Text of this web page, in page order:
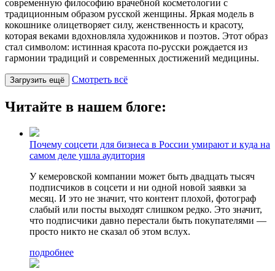
современную философию врачебной косметологии с
традиционным образом русской женщины. Яркая модель в
кокошнике олицетворяет силу, женственность и красоту,
которая веками вдохновляла художников и поэтов. Этот образ
стал символом: истинная красота по-русски рождается из
гармонии традиций и современных достижений медицины.
Загрузить ещё Смотреть всё
Читайте в нашем блоге:
Почему соцсети для бизнеса в России умирают и куда на
самом деле ушла аудитория
У кемеровской компании может быть двадцать тысяч
подписчиков в соцсети и ни одной новой заявки за
месяц. И это не значит, что контент плохой, фотограф
слабый или посты выходят слишком редко. Это значит,
что подписчики давно перестали быть покупателями —
просто никто не сказал об этом вслух.
подробнее